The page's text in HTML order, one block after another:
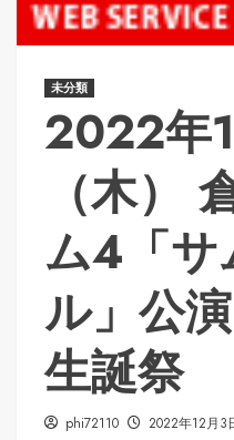
未分類
2022年
（木）
ム4「サ
ル」公
生誕祭
phi72110 2022年12月3